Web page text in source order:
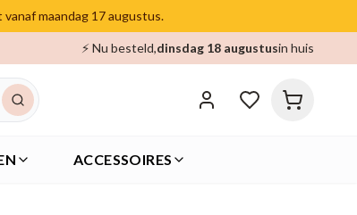
maandag 17 augustus.
⚡ Nu besteld,dinsdag 18 augustusin huis
ACCESSOIRES